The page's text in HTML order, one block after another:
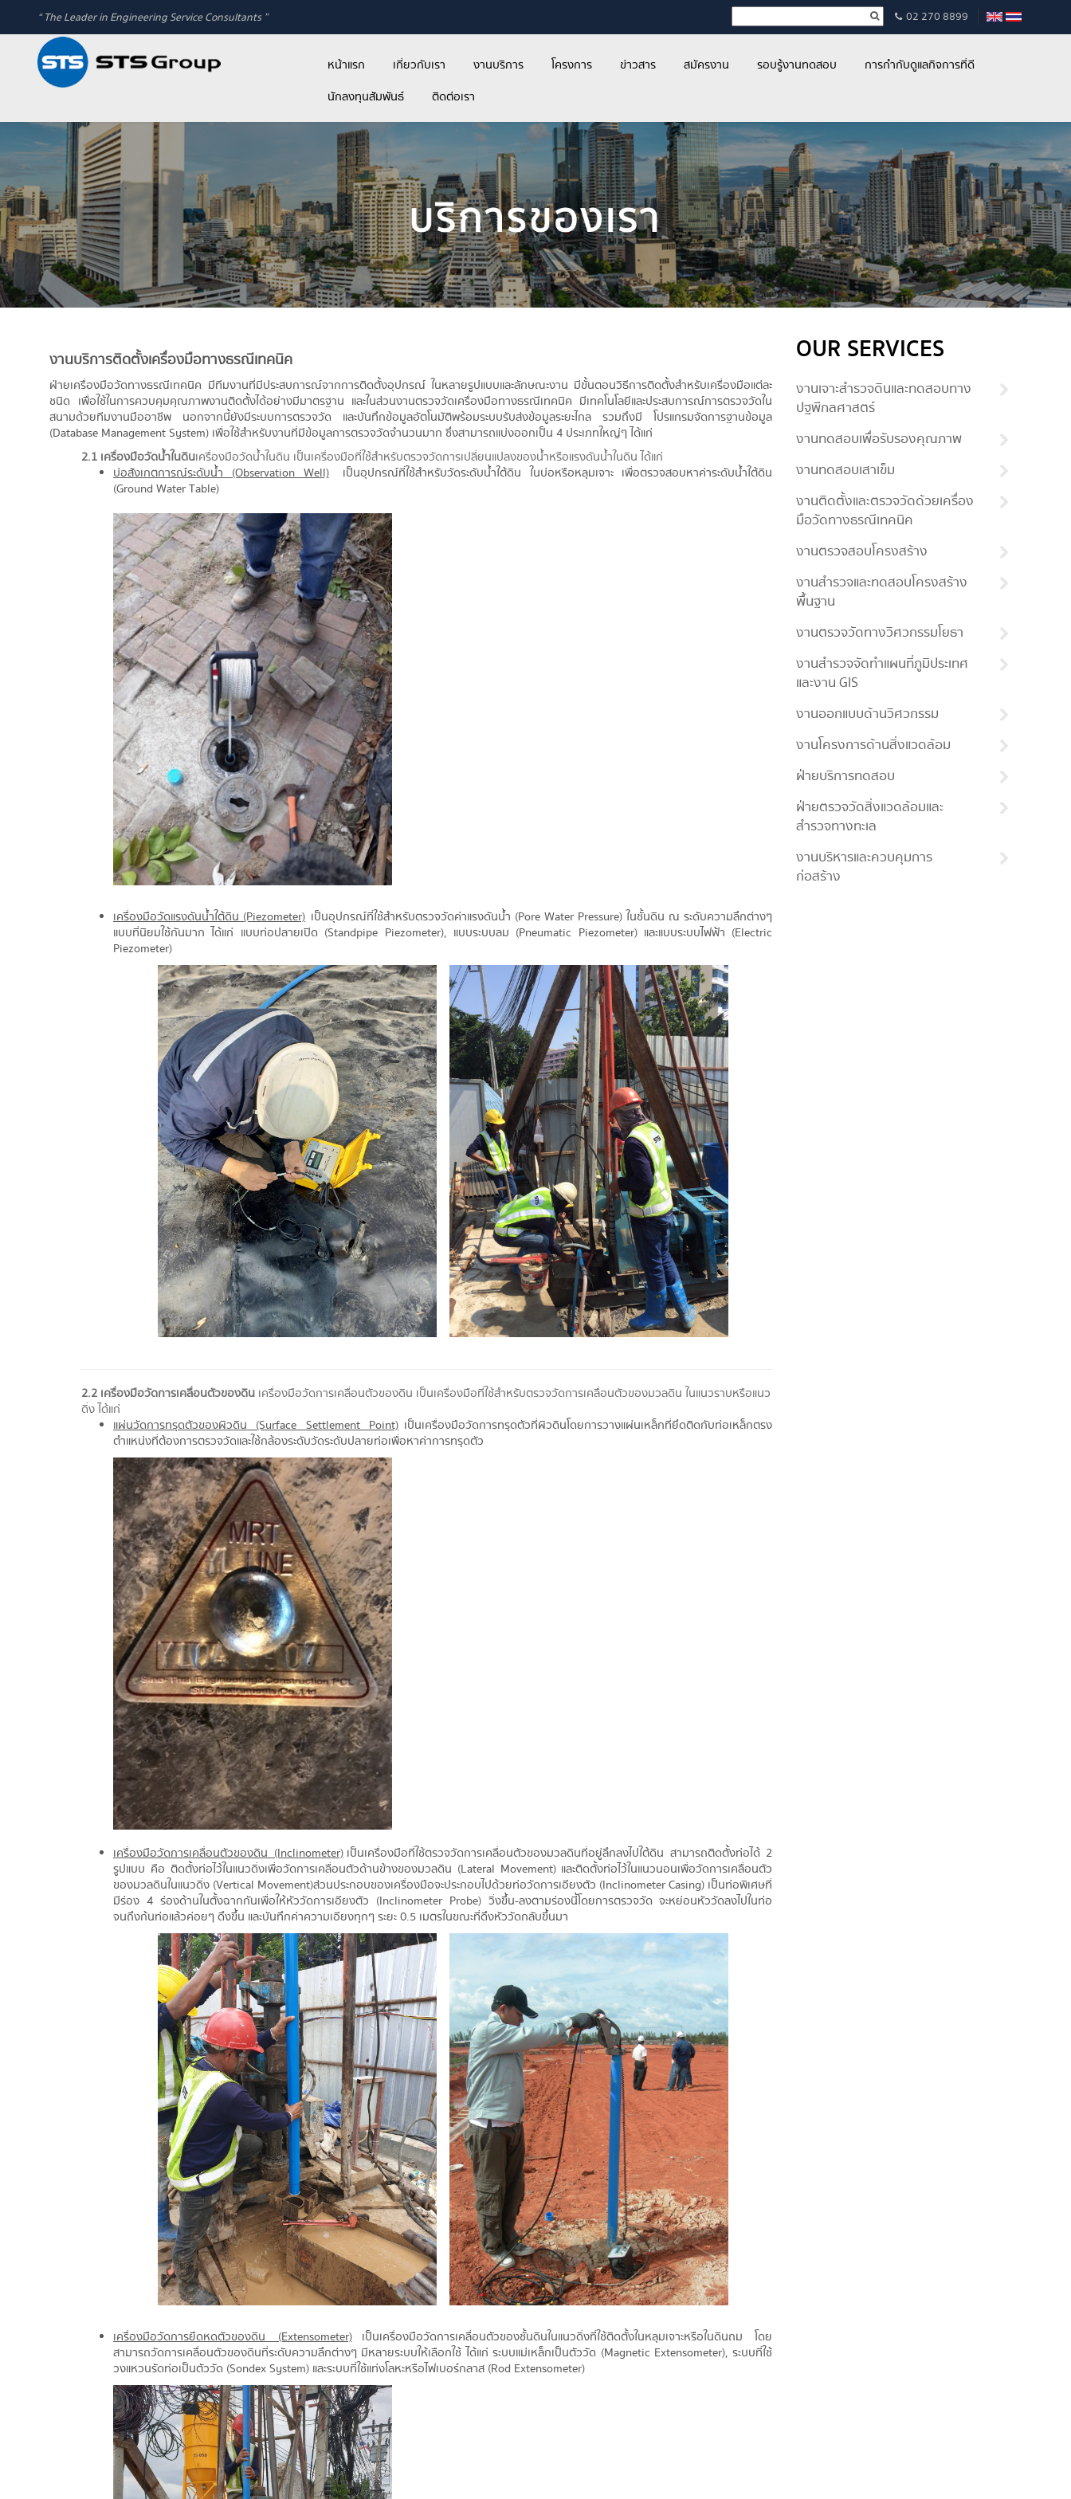
“ The Leader in Engineering Service Consultants ” 02 270 8899
หน้าแรก เกี่ยวกับเรา งานบริการ โครงการ ข่าวสาร สมัครงาน รอบรู้งานทดสอบ
การกำกับดูแลกิจการที่ดี
นักลงทุนสัมพันธ์
ติดต่อเรา
งานบริการติดตั้งเครื่องมือทางธรณีเทคนิค
ฝ่ายเครื่องมือวัดทางธรณีเทคนิค มีทีมงานที่มีประสบการณ์จากการติดตั้งอุปกรณ์ ในหลายรูปแบบและลักษณะงาน มีขั้นตอนวิธีการติดตั้งสำหรับเครื่องมือแต่ละ
ชนิด เพื่อใช้ในการควบคุมคุณภาพงานติดตั้งได้อย่างมีมาตรฐาน และในส่วนงานตรวจวัดเครื่องมือทางธรณีเทคนิค มีเทคโนโลยีและประสบการณ์การตรวจวัดใน
สนามด้วยทีมงานมืออาชีพ นอกจากนี้ยังมีระบบการตรวจวัด และบันทึกข้อมูลอัตโนมัติพร้อมระบบรับส่งข้อมูลระยะไกล รวมถึงมี โปรแกรมจัดการฐานข้อมูล
(Database Management System) เพื่อใช้สำหรับงานที่มีข้อมูลการตรวจวัดจำนวนมาก ซึ่งสามารถแบ่งออกเป็น 4 ประเภทใหญ่ๆ ได้แก่
2.1 เครื่องมือวัดน้ำในดินเครื่องมือวัดน้ำในดิน เป็นเครื่องมือที่ใช้สำหรับตรวจวัดการเปลี่ยนแปลงของน้ำหรือแรงดันน้ำในดิน ได้แก่
บ่อสังเกตการณ์ระดับน้ำ (Observation Well)เป็นอุปกรณ์ที่ใช้สำหรับวัดระดับน้ำใต้ดิน ในบ่อหรือหลุมเจาะ เพื่อตรวจสอบหาค่าระดับน้ำใต้ดิน
(Ground Water Table)
เครื่องมือวัดแรงดันน้ำใต้ดิน (Piezometer)เป็นอุปกรณ์ที่ใช้สำหรับตรวจวัดค่าแรงดันน้ำ (Pore Water Pressure) ในชั้นดิน ณ ระดับความลึกต่างๆ
แบบที่นิยมใช้กันมาก ได้แก่ แบบท่อปลายเปิด (Standpipe Piezometer), แบบระบบลม (Pneumatic Piezometer) และแบบระบบไฟฟ้า (Electric
Piezometer)
2.2 เครื่องมือวัดการเคลื่อนตัวของดิน เครื่องมือวัดการเคลื่อนตัวของดิน เป็นเครื่องมือที่ใช้สำหรับตรวจวัดการเคลื่อนตัวของมวลดิน ในแนวราบหรือแนว
ดิ่ง ได้แก่
แผ่นวัดการทรุดตัวของผิวดิน (Surface Settlement Point) เป็นเครื่องมือวัดการทรุดตัวที่ผิวดินโดยการวางแผ่นเหล็กที่ยึดติดกับท่อเหล็กตรง
ตำแหน่งที่ต้องการตรวจวัดและใช้กล้องระดับวัดระดับปลายท่อเพื่อหาค่าการทรุดตัว
เครื่องมือวัดการเคลื่อนตัวของดิน (Inclinometer)เป็นเครื่องมือที่ใช้ตรวจวัดการเคลื่อนตัวของมวลดินที่อยู่ลึกลงไปใต้ดิน สามารถติดตั้งท่อได้ 2
รูปแบบ คือ ติดตั้งท่อไว้ในแนวดิ่งเพื่อวัดการเคลื่อนตัวด้านข้างของมวลดิน (Lateral Movement) และติดตั้งท่อไว้ในแนวนอนเพื่อวัดการเคลื่อนตัว
ของมวลดินในแนวดิ่ง (Vertical Movement)ส่วนประกอบของเครื่องมือจะประกอบไปด้วยท่อวัดการเอียงตัว (Inclinometer Casing) เป็นท่อพิเศษที่
มีร่อง 4 ร่องด้านในตั้งฉากกันเพื่อให้หัววัดการเอียงตัว (Inclinometer Probe) วิ่งขึ้น-ลงตามร่องนี้โดยการตรวจวัด จะหย่อนหัววัดลงไปในท่อ
จนถึงก้นท่อแล้วค่อยๆ ดึงขึ้น และบันทึกค่าความเอียงทุกๆ ระยะ 0.5 เมตรในขณะที่ดึงหัววัดกลับขึ้นมา
เครื่องมือวัดการยืดหดตัวของดิน (Extensometer)เป็นเครื่องมือวัดการเคลื่อนตัวของชั้นดินในแนวดิ่งที่ใช้ติดตั้งในหลุมเจาะหรือในดินถม โดย
สามารถวัดการเคลื่อนตัวของดินที่ระดับความลึกต่างๆ มีหลายระบบให้เลือกใช้ ได้แก่ ระบบแม่เหล็กเป็นตัววัด (Magnetic Extensometer), ระบบที่ใช้
วงแหวนรัดท่อเป็นตัววัด (Sondex System) และระบบที่ใช้แท่งโลหะหรือไฟเบอร์กลาส (Rod Extensometer)
OUR SERVICES
งานเจาะสำรวจดินและทดสอบทาง
ปฐพีกลศาสตร์
งานทดสอบเพื่อรับรองคุณภาพ
งานทดสอบเสาเข็ม
งานติดตั้งและตรวจวัดด้วยเครื่อง
มือวัดทางธรณีเทคนิค
งานตรวจสอบโครงสร้าง
งานสำรวจและทดสอบโครงสร้าง
พื้นฐาน
งานตรวจวัดทางวิศวกรรมโยธา
งานสำรวจจัดทำแผนที่ภูมิประเทศ
และงาน GIS
งานออกแบบด้านวิศวกรรม
งานโครงการด้านสิ่งแวดล้อม
ฝ่ายบริการทดสอบ
ฝ่ายตรวจวัดสิ่งแวดล้อมและ
สำรวจทางทะเล
งานบริหารและควบคุมการ
ก่อสร้าง